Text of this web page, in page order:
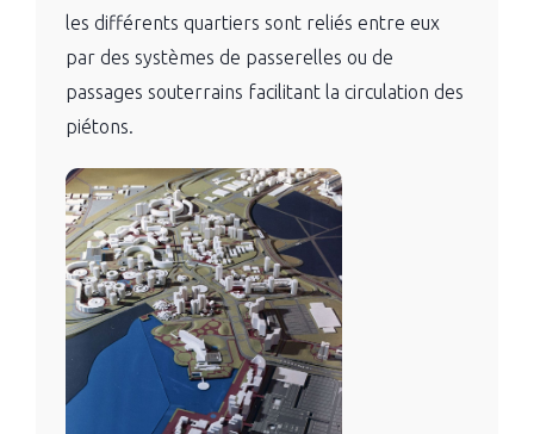
les différents quartiers sont reliés entre eux
par des systèmes de passerelles ou de
passages souterrains facilitant la circulation des
piétons.